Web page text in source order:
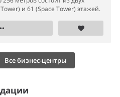
и 61 (Space Tower) этажей.
Все бизнес-центры